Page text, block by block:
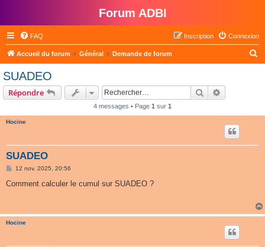
Forum ADBI
FAQ Connexion
Inscription
Accueil du forum Général Demande de forum
SUADEO
Répondre Rechercher
4 messages • Page 1 sur 1
Hocine
SUADEO
M
s
12 nov. 2025, 20:56
Comment calculer le cumul sur SUADEO ?
Hocine